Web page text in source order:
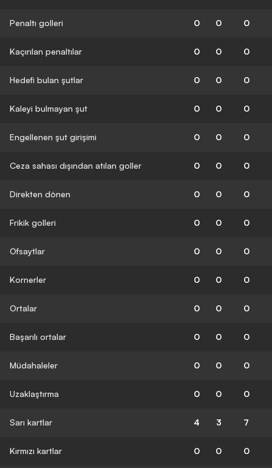
Penaltı golleri 0 0 0
Kaçırılan penaltılar 0 0 0
Hedefi bulan şutlar 0 0 0
Kaleyi bulmayan şut 0 0 0
Engellenen şut girişimi 0 0 0
Ceza sahası dışından atılan goller 0 0 0
Direkten dönen 0 0 0
Frikik golleri 0 0 0
Ofsaytlar 0 0 0
Kornerler 0 0 0
Ortalar 0 0 0
Başarılı ortalar 0 0 0
Müdahaleler 0 0 0
Uzaklaştırma 0 0 0
Sarı kartlar 4 3 7
Kırmızı kartlar 0 0 0